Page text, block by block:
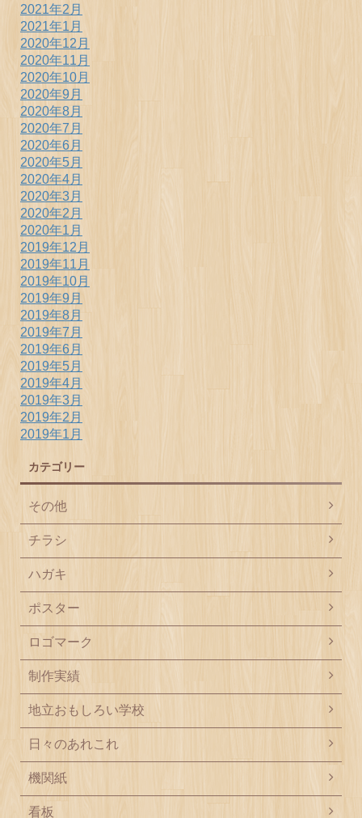
2021年2月
2021年1月
2020年12月
2020年11月
2020年10月
2020年9月
2020年8月
2020年7月
2020年6月
2020年5月
2020年4月
2020年3月
2020年2月
2020年1月
2019年12月
2019年11月
2019年10月
2019年9月
2019年8月
2019年7月
2019年6月
2019年5月
2019年4月
2019年3月
2019年2月
2019年1月
カテゴリー
その他
チラシ
ハガキ
ポスター
ロゴマーク
制作実績
地立おもしろい学校
日々のあれこれ
機関紙
看板